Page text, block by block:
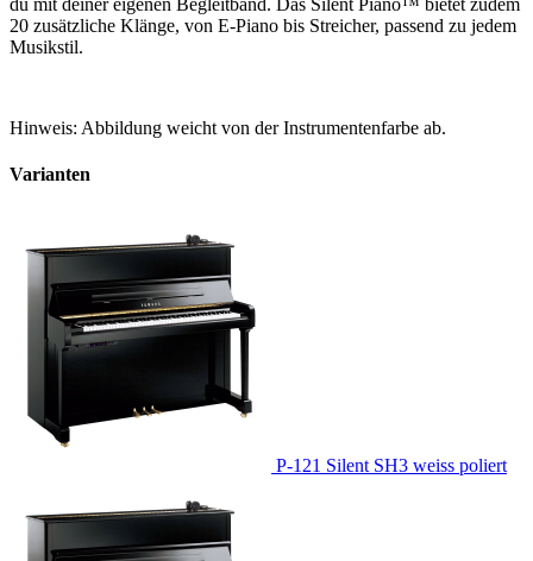
20 zusätzliche Klänge, von E-Piano bis Streicher, passend zu jedem
Musikstil.
Hinweis: Abbildung weicht von der Instrumentenfarbe ab.
Varianten
P-121 Silent SH3 weiss poliert